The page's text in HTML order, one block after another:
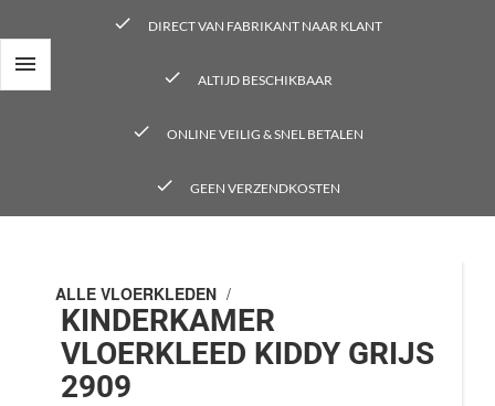

check DIRECT VAN FABRIKANT NAAR KLANT
check ALTIJD BESCHIKBAAR
check ONLINE VEILIG & SNEL BETALEN
check GEEN VERZENDKOSTEN
ALLE VLOERKLEDEN /
KINDERKAMER
VLOERKLEED KIDDY GRIJS
2909